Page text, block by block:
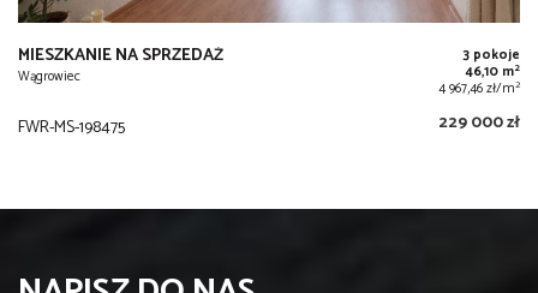
MIESZKANIE NA SPRZEDAŻ
Wągrowiec
3 pokoje
46,10 m2
4 967,46 zł/m2
FWR-MS-198475 229 000 zł